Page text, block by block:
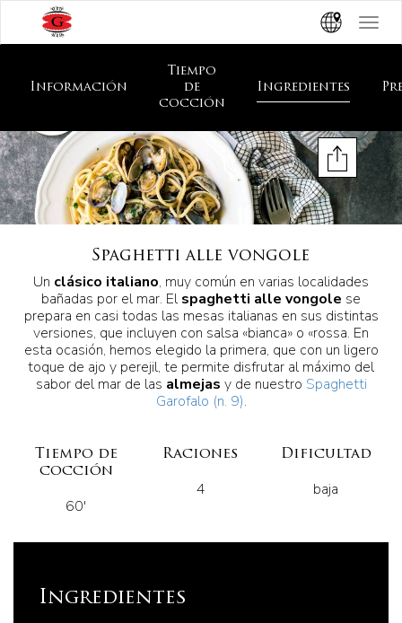
Toggle
Spaghetti alle vongole
Un clásico italiano, muy común en varias localidades
bañadas por el mar. El spaghetti alle vongole se
prepara en casi todas las mesas italianas en sus distintas
versiones, que incluyen con salsa «bianca» o «rossa. En
esta ocasión, hemos elegido la primera, que con un ligero
toque de ajo y perejil, te permite disfrutar al máximo del
sabor del mar de las almejas y de nuestro Spaghetti
Garofalo (n. 9).
Información
Tiempo
de
cocción
Ingredientes
Tiempo de
cocción
60'
Raciones
4
Dificultad
baja
Ingredientes